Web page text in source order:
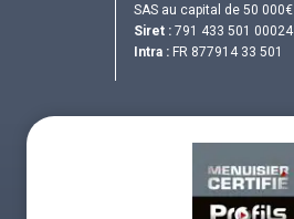
SAS au capital de 50 000€
Siret : 791 433 501 00024
Intra : FR 877914 33 501